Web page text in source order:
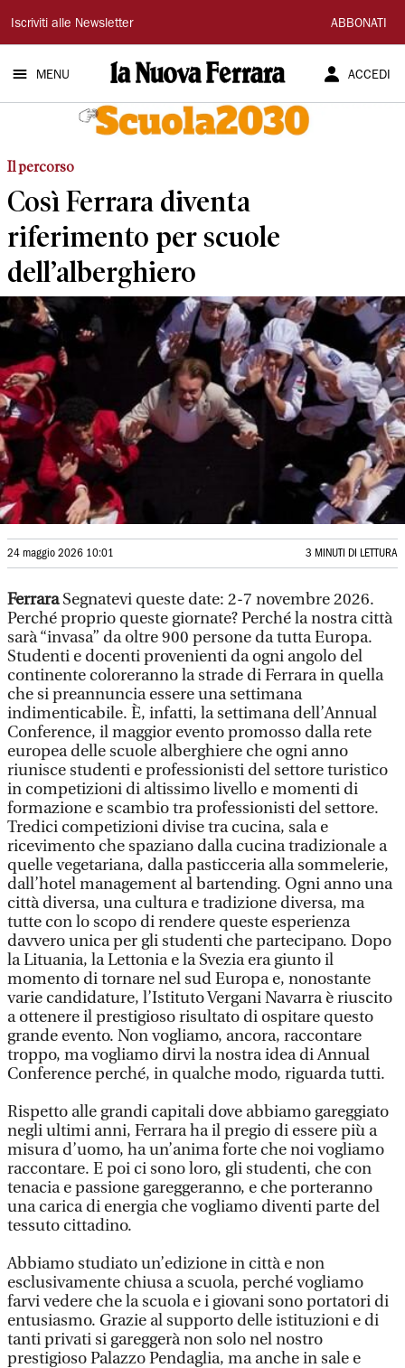
La
Nuova
Ferrara
Iscriviti alle Newsletter ABBONATI
MENU ACCEDI
Il percorso
Così Ferrara diventa
riferimento per scuole
dell’alberghiero
24 maggio 2026 10:01 3 MINUTI DI LETTURA
FerraraSegnatevi queste date: 2-7 novembre 2026.
Perché proprio queste giornate? Perché la nostra città
sarà “invasa” da oltre 900 persone da tutta Europa.
Studenti e docenti provenienti da ogni angolo del
continente coloreranno la strade di Ferrara in quella
che si preannuncia essere una settimana
indimenticabile. È, infatti, la settimana dell’Annual
Conference, il maggior evento promosso dalla rete
europea delle scuole alberghiere che ogni anno
riunisce studenti e professionisti del settore turistico
in competizioni di altissimo livello e momenti di
formazione e scambio tra professionisti del settore.
Tredici competizioni divise tra cucina, sala e
ricevimento che spaziano dalla cucina tradizionale a
quelle vegetariana, dalla pasticceria alla sommelerie,
dall’hotel management al bartending. Ogni anno una
città diversa, una cultura e tradizione diversa, ma
tutte con lo scopo di rendere queste esperienza
davvero unica per gli studenti che partecipano. Dopo
la Lituania, la Lettonia e la Svezia era giunto il
momento di tornare nel sud Europa e, nonostante
varie candidature, l’Istituto Vergani Navarra è riuscito
a ottenere il prestigioso risultato di ospitare questo
grande evento. Non vogliamo, ancora, raccontare
troppo, ma vogliamo dirvi la nostra idea di Annual
Conference perché, in qualche modo, riguarda tutti.
Rispetto alle grandi capitali dove abbiamo gareggiato
negli ultimi anni, Ferrara ha il pregio di essere più a
misura d’uomo, ha un’anima forte che noi vogliamo
raccontare. E poi ci sono loro, gli studenti, che con
tenacia e passione gareggeranno, e che porteranno
una carica di energia che vogliamo diventi parte del
tessuto cittadino.
Abbiamo studiato un’edizione in città e non
esclusivamente chiusa a scuola, perché vogliamo
farvi vedere che la scuola e i giovani sono portatori di
entusiasmo. Grazie al supporto delle istituzioni e di
tanti privati si gareggerà non solo nel nostro
prestigioso Palazzo Pendaglia, ma anche in sale e